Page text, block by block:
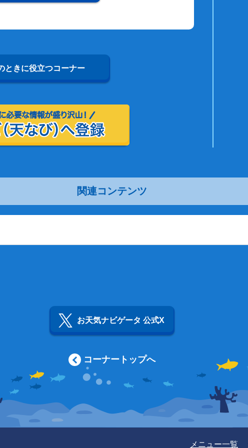
ときに役立つコーナー
関連コンテンツ
お天気ナビゲータ 公式X
コーナートップへ
メニュー一覧